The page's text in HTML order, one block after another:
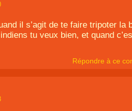
il s’agit de te faire tripoter la
tu veux bien, et quand
Répondre à ce